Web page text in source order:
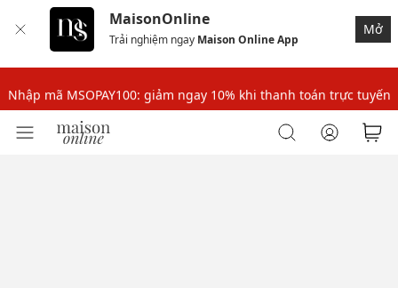
MaisonOnline
Trải nghiệm ngay Maison Online App
Mở
Nhập mã: MSOXINCHAO - Giảm 10% đơn đầu cho thành viên mới!
Nhập mã MSOPAY100: giảm ngay 10% khi thanh toán trực tuyến
Nhập mã: MSOXINCHAO - Giảm 10% đơn đầu cho thành viên mới!